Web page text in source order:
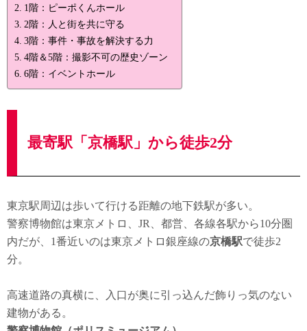
1階：ピーポくんホール
2階：人と街を共に守る
3階：事件・事故を解決する力
4階＆5階：撮影不可の歴史ゾーン
6階：イベントホール
最寄駅「京橋駅」から徒歩2分
東京駅周辺は歩いて行ける距離の地下鉄駅が多い。
警察博物館は東京メトロ、JR、都営、各線各駅から10分圏
内だが、1番近いのは東京メトロ銀座線の京橋駅で徒歩2
分。
高速道路の真横に、入口が奥に引っ込んだ飾りっ気のない
建物がある。